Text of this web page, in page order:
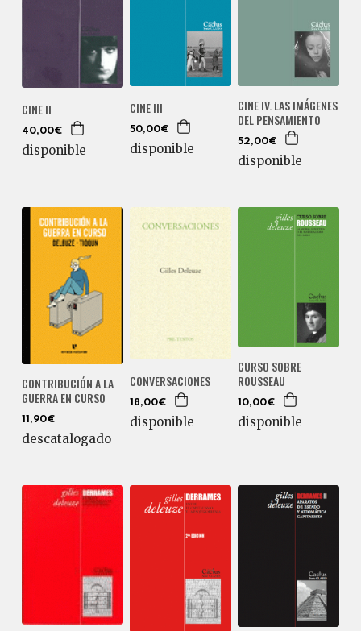
CINE II
40,00€
disponible
CINE III
50,00€
disponible
CINE IV. LAS IMÁGENES
DEL PENSAMIENTO
52,00€
disponible
CONTRIBUCIÓN A LA
GUERRA EN CURSO
11,90€
descatalogado
CONVERSACIONES
18,00€
disponible
CURSO SOBRE
ROUSSEAU
10,00€
disponible